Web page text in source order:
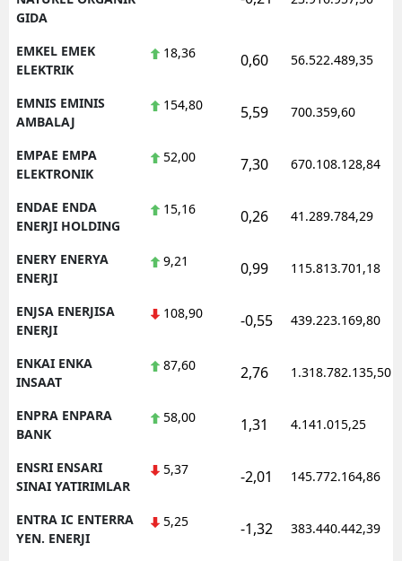
GIDA
EMKEL EMEK
ELEKTRIK
18,36 0,60 56.522.489,35
EMNIS EMINIS
AMBALAJ
154,80 5,59 700.359,60
EMPAE EMPA
ELEKTRONIK
52,00 7,30 670.108.128,84
ENDAE ENDA
ENERJI HOLDING
15,16 0,26 41.289.784,29
ENERY ENERYA
ENERJI
9,21 0,99 115.813.701,18
ENJSA ENERJISA
ENERJI
108,90 -0,55 439.223.169,80
ENKAI ENKA
INSAAT
87,60 2,76 1.318.782.135,50
ENPRA ENPARA
BANK
58,00 1,31 4.141.015,25
ENSRI ENSARI
SINAI YATIRIMLAR
5,37 -2,01 145.772.164,86
ENTRA IC ENTERRA
YEN. ENERJI
5,25 -1,32 383.440.442,39